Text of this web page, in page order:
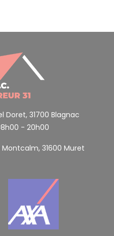
Doret, 31700 Blagnac
- 20h00
Montcalm, 31600 Muret